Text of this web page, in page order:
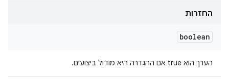
החזרות
boolean
הערך הוא true אם ההגדרה היא מודול ביצועים.